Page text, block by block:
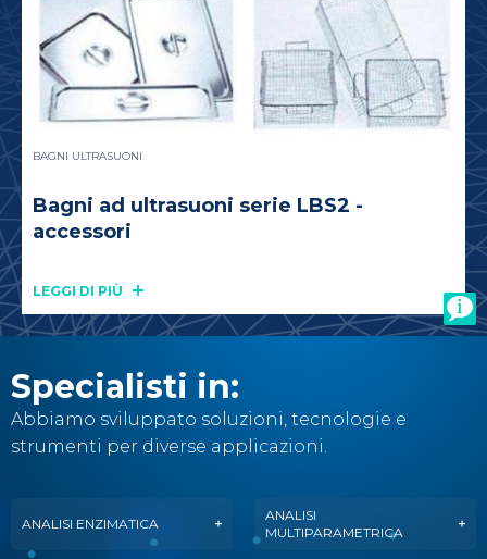
BAGNI ULTRASUONI
Bagni ad ultrasuoni serie LBS2 -
accessori
LEGGI DI PIÙ
Specialisti in:
Abbiamo sviluppato soluzioni, tecnologie e
strumenti per diverse applicazioni.
ANALISI ENZIMATICA
ANALISI
MULTIPARAMETRICA